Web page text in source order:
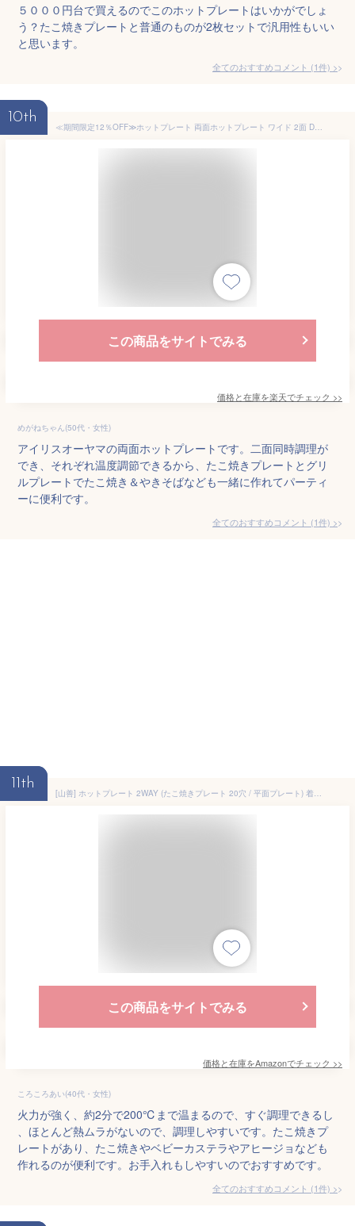
５０００円台で買えるのでこのホットプレートはいかがでしょ
う？たこ焼きプレートと普通のものが2枚セットで汎用性もいい
と思います。
全てのおすすめコメント (1件) >
10th
≪期間限定12％OFF≫ホットプレート 両面ホットプレート ワイド 2面 DPOL-W31-A DPOL-W31-C 両面 折りたたみ式 同時調理 焼肉 たこ焼き コンパクト収納 卓上 調理 キッチン 家電 ミントブルー アイボリー アイリスオーヤマ[2506SE]
この商品をサイトでみる
価格と在庫を楽天でチェック >>
めがねちゃん(50代・女性)
アイリスオーヤマの両面ホットプレートです。二面同時調理が
でき、それぞれ温度調節できるから、たこ焼きプレートとグリ
ルプレートでたこ焼き＆やきそばなども一緒に作れてパーティ
ーに便利です。
全てのおすすめコメント (1件) >
11th
[山善] ホットプレート 2WAY (たこ焼きプレート 20穴 / 平面プレート) 着脱式 フッ素コーティング 温度調節 ブラック YHA-W101(B)
この商品をサイトでみる
価格と在庫をAmazonでチェック >>
ころころあい(40代・女性)
火力が強く、約2分で200℃まで温まるので、すぐ調理できるし
、ほとんど熱ムラがないので、調理しやすいです。たこ焼きプ
レートがあり、たこ焼きやベビーカステラやアヒージョなども
作れるのが便利です。お手入れもしやすいのでおすすめです。
全てのおすすめコメント (1件) >